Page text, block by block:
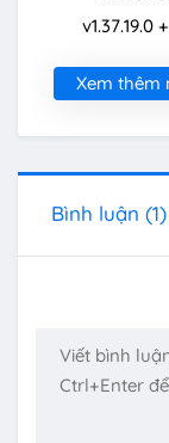
v1.37.19.0
Xem thêm
Bình luận (1)